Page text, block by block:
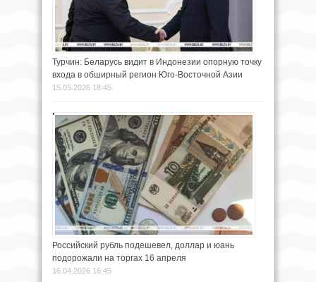
Турчин: Беларусь видит в Индонезии опорную точку
входа в обширный регион Юго-Восточной Азии
15.05.2026 18:45
Российский рубль подешевел, доллар и юань
подорожали на торгах 16 апреля
16.04.2026 16:45